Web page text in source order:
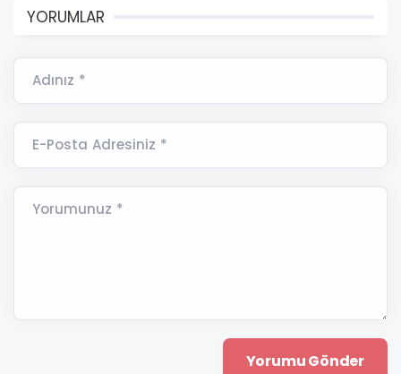
YORUMLAR
Adınız *
E-Posta Adresiniz *
Yorumunuz *